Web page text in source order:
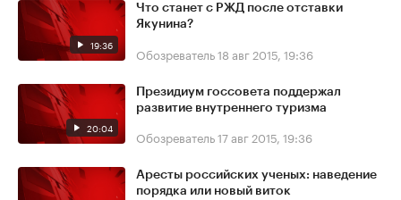
19:36
Что станет с РЖД после отставки
Якунина?
Обозреватель18 авг 2015, 19:36
20:04
Президиум госсовета поддержал
развитие внутреннего туризма
Обозреватель17 авг 2015, 19:36
Аресты российских ученых: наведение
порядка или новый виток